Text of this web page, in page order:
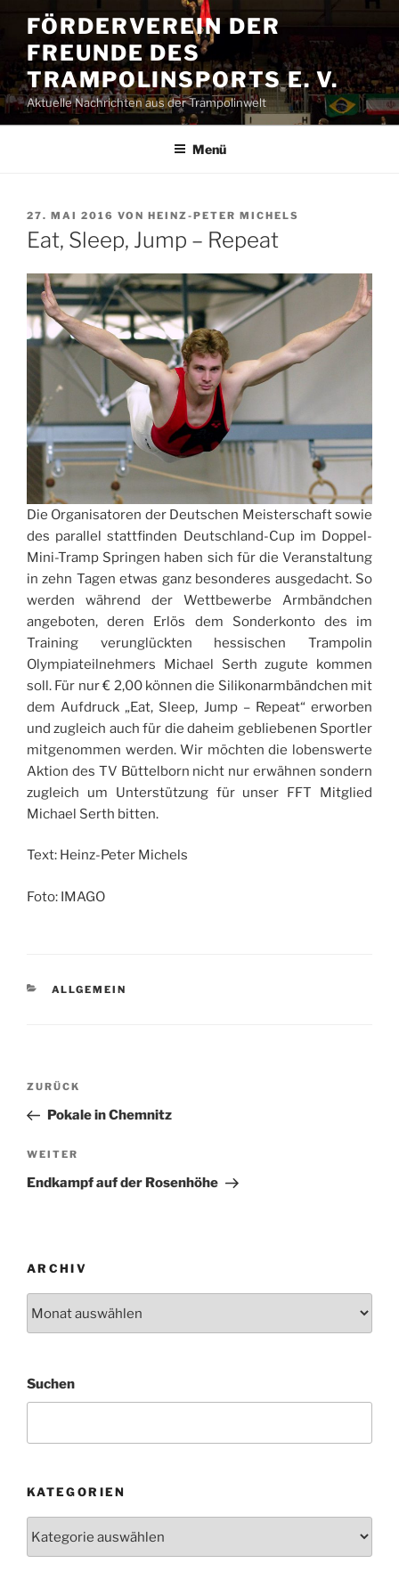
Inhalt
springen
FÖRDERVEREIN DER
FREUNDE DES
TRAMPOLINSPORTS E. V.
Aktuelle Nachrichten aus der Trampolinwelt
Menü
VERÖFFENTLICHT
AM
27. MAI 2016 VON HEINZ-PETER MICHELS
Eat, Sleep, Jump – Repeat
Die Organisatoren der Deutschen Meisterschaft sowie
des parallel stattfinden Deutschland-Cup im Doppel-
Mini-Tramp Springen haben sich für die Veranstaltung
in zehn Tagen etwas ganz besonderes ausgedacht. So
werden während der Wettbewerbe Armbändchen
angeboten, deren Erlös dem Sonderkonto des im
Training verunglückten hessischen Trampolin
Olympiateilnehmers Michael Serth zugute kommen
soll. Für nur € 2,00 können die Silikonarmbändchen mit
dem Aufdruck „Eat, Sleep, Jump – Repeat“ erworben
und zugleich auch für die daheim gebliebenen Sportler
mitgenommen werden. Wir möchten die lobenswerte
Aktion des TV Büttelborn nicht nur erwähnen sondern
zugleich um Unterstützung für unser FFT Mitglied
Michael Serth bitten.
Text: Heinz-Peter Michels
Foto: IMAGO
KATEGORIEN
ALLGEMEIN
Beitragsnavigation
Vorheriger
Beitrag
ZURÜCK
Pokale in Chemnitz
Nächster
Beitrag
WEITER
Endkampf auf der Rosenhöhe
ARCHIV
Suchen
KATEGORIEN